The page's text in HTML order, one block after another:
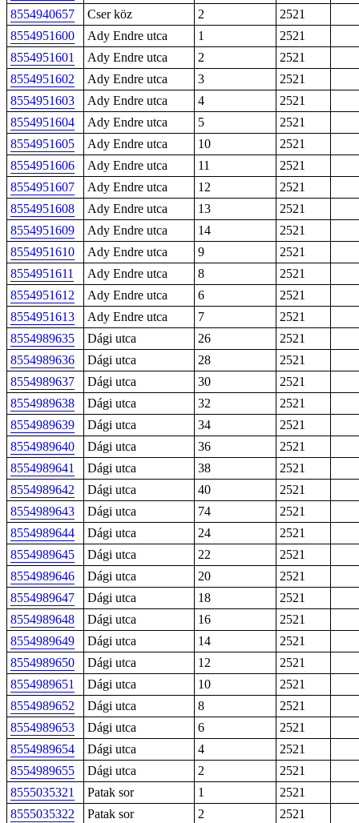
8554940657
Cser köz 2
2521
8554951600
Ady Endre utca 1
2521
8554951601
Ady Endre utca 2
2521
8554951602
Ady Endre utca 3
2521
8554951603
Ady Endre utca 4
2521
8554951604
Ady Endre utca 5
2521
8554951605
Ady Endre utca 10
2521
8554951606
Ady Endre utca 11
2521
8554951607
Ady Endre utca 12
2521
8554951608
Ady Endre utca 13
2521
8554951609
Ady Endre utca 14
2521
8554951610
Ady Endre utca 9
2521
8554951611
Ady Endre utca 8
2521
8554951612
Ady Endre utca 6
2521
8554951613
Ady Endre utca 7
2521
8554989635
Dági utca 26
2521
8554989636
Dági utca 28
2521
8554989637
Dági utca 30
2521
8554989638
Dági utca 32
2521
8554989639
Dági utca 34
2521
8554989640
Dági utca 36
2521
8554989641
Dági utca 38
2521
8554989642
Dági utca 40
2521
8554989643
Dági utca 74
2521
8554989644
Dági utca 24
2521
8554989645
Dági utca 22
2521
8554989646
Dági utca 20
2521
8554989647
Dági utca 18
2521
8554989648
Dági utca 16
2521
8554989649
Dági utca 14
2521
8554989650
Dági utca 12
2521
8554989651
Dági utca 10
2521
8554989652
Dági utca 8
2521
8554989653
Dági utca 6
2521
8554989654
Dági utca 4
2521
8554989655
Dági utca 2
2521
8555035321
Patak sor 1
2521
8555035322
Patak sor 2 2521